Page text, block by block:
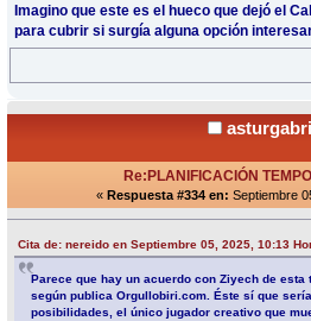
Imagino que este es el hueco que dejó el
para cubrir si surgía alguna opción
Re:PLANIFICACIÓN
« Respuesta #334 en: Septiembre
Cita de: nereido en Septiembre 05, 2025, 10:13
Parece que hay un acuerdo con Ziyech de esta
según publica Orgullobiri.com. Éste sí que
posibilidades, el único jugador creativo que